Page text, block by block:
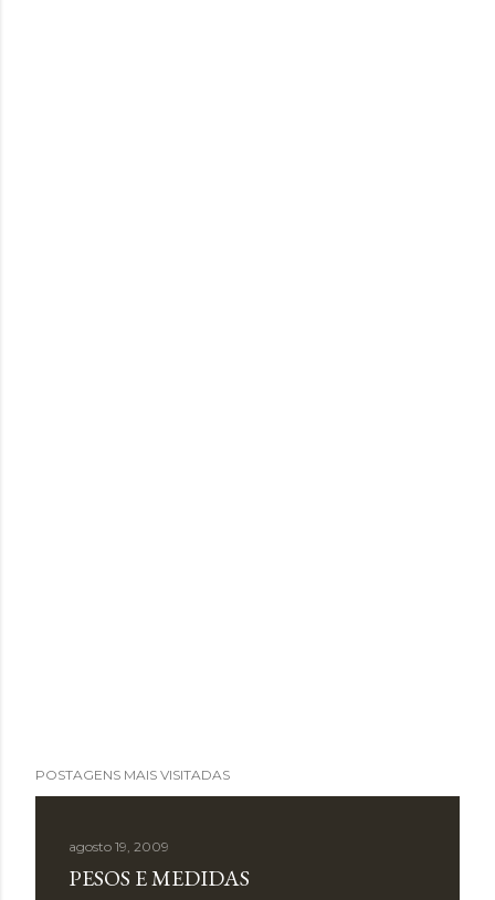
POSTAGENS MAIS VISITADAS
agosto 19, 2009
PESOS E MEDIDAS